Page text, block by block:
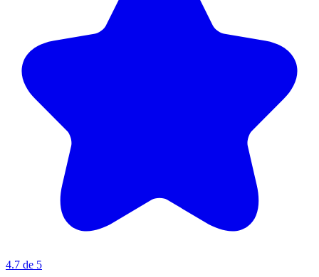
4.7 de 5